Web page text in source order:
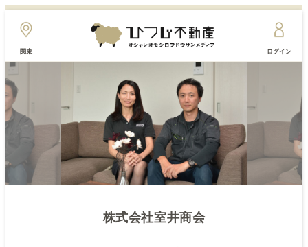
関東 ログイン
株式会社室井商会